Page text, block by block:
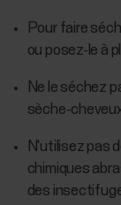
Pour faire
ou posez-le à
Ne le séchez
sèche-
N'utilisez pas
chimiques
des